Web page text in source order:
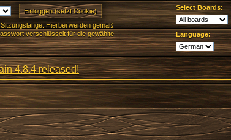
Hierbei werden gemäß
verschlüsselt für die gewählte
Select Boards:
Language:
4.8.4 released!